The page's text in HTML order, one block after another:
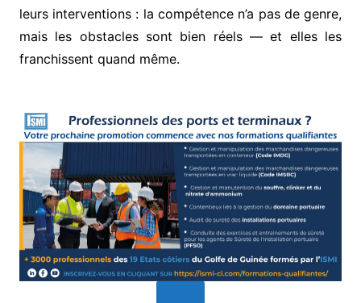
leurs interventions : la compétence n’a pas de genre,
mais les obstacles sont bien réels — et elles les
franchissent quand même.